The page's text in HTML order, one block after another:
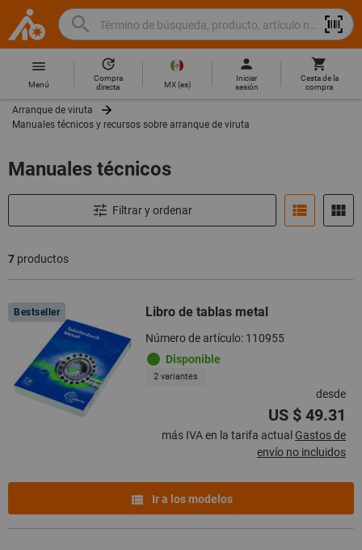
Hoffmann
Group
Home
Buscar
Término
de
búsqueda,
producto,
no.,
categoría,
marca...
Hoffmann
site
navigation
Menú
Compra
directa
MX(es)
Iniciar
sesión
Cesta de la
compra
Arranque de viruta
Manuales técnicos y recursos sobre arranque de viruta
Manuales técnicos
Filtrar y ordenar
7 productos
Productos
Bestseller Libro de tablas metal
Número de artículo: 110955
Disponible
2 variantes
desde
US $ 49.31
más IVA en la tarifa actual Gastos de
envío no incluidos
Ir a los modelos